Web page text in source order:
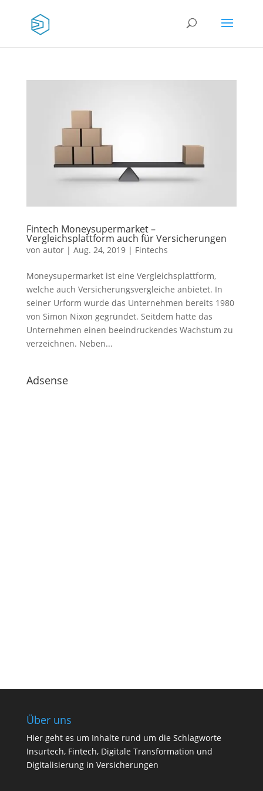
Fintech Moneysupermarket –
Vergleichsplattform auch für Versicherungen
von autor| Aug. 24, 2019| Fintechs
Moneysupermarket ist eine Vergleichsplattform,
welche auch Versicherungsvergleiche anbietet. In
seiner Urform wurde das Unternehmen bereits 1980
von Simon Nixon gegründet. Seitdem hatte das
Unternehmen einen beeindruckendes Wachstum zu
verzeichnen. Neben...
Adsense
Über uns
Hier geht es um Inhalte rund um die Schlagworte
Insurtech, Fintech, Digitale Transformation und
Digitalisierung in Versicherungen